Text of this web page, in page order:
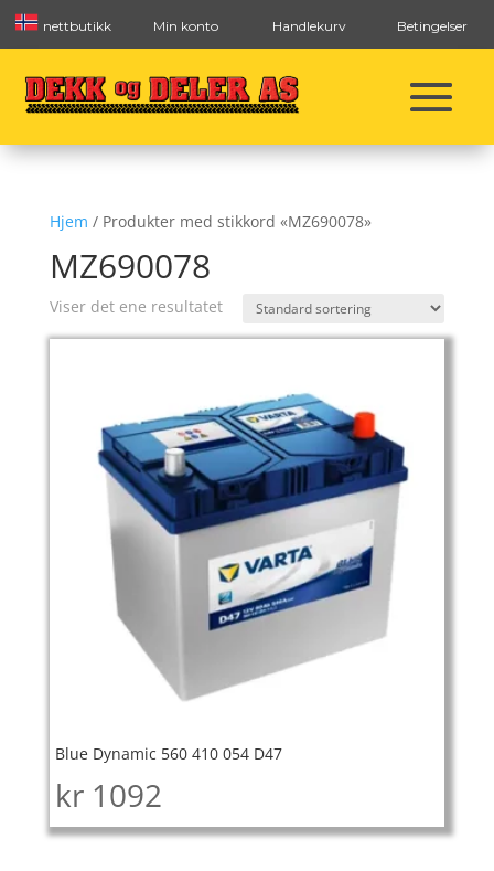
nettbutikk Min konto Handlekurv Betingelser
Hjem / Produkter med stikkord «MZ690078»
MZ690078
Viser det ene resultatet
Blue Dynamic 560 410 054 D47
kr 1092